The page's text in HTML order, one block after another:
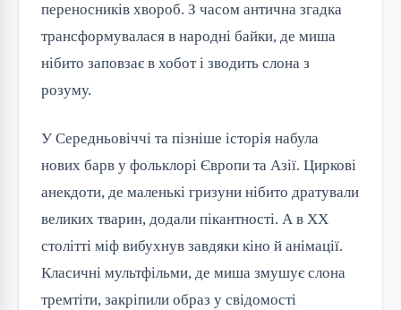
переносників хвороб. З часом антична згадка
трансформувалася в народні байки, де миша
нібито заповзає в хобот і зводить слона з
розуму.
У Середньовіччі та пізніше історія набула
нових барв у фольклорі Європи та Азії. Циркові
анекдоти, де маленькі гризуни нібито дратували
великих тварин, додали пікантності. А в XX
столітті міф вибухнув завдяки кіно й анімації.
Класичні мультфільми, де миша змушує слона
тремтіти, закріпили образ у свідомості